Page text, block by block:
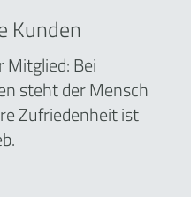
Kunden
Mitglied: Bei
steht der Mensch
Zufriedenheit ist